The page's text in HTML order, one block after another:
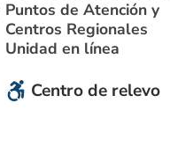
Puntos de Atención y
Centros Regionales
Unidad en línea
Centro de relevo